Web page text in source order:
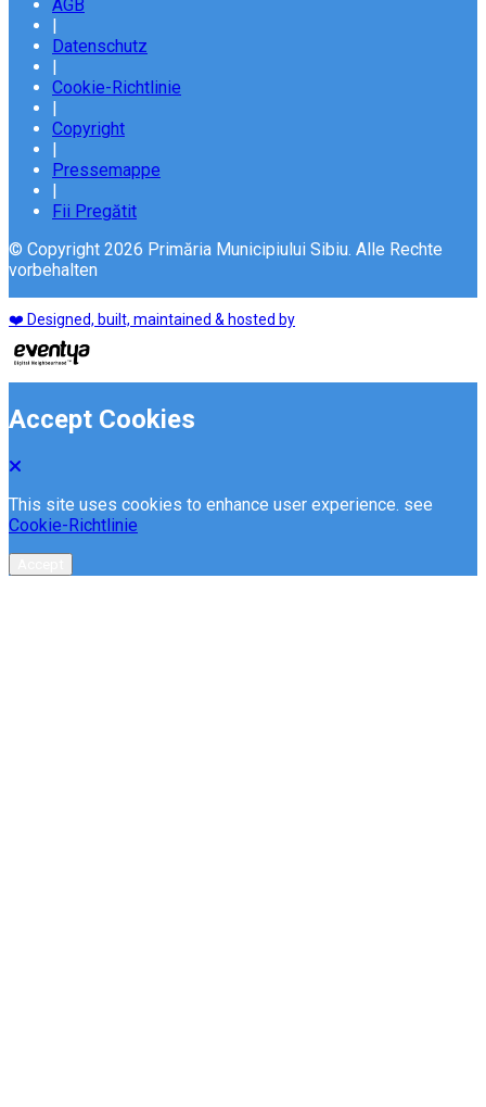
AGB
|
Datenschutz
|
Cookie-Richtlinie
|
Copyright
|
Pressemappe
|
Fii Pregătit
© Copyright 2026 Primăria Municipiului Sibiu. Alle Rechte
vorbehalten
❤️ Designed, built, maintained & hosted by
Accept Cookies
This site uses cookies to enhance user experience. see
Cookie-Richtlinie